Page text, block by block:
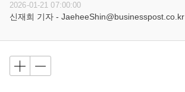
2026-01-21 07:00:00
신재희 기자 - JaeheeShin@businesspost.co.kr